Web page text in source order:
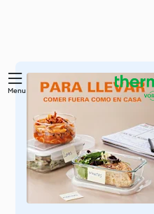
Skip
content
Menu